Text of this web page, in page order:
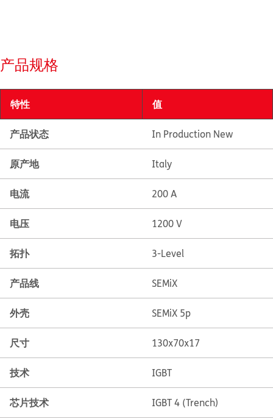
产品规格
特性 值
产品状态 In Production New
原产地 Italy
电流 200 A
电压 1200 V
拓扑 3-Level
产品线 SEMiX
外壳 SEMiX 5p
尺寸 130x70x17
技术 IGBT
芯片技术 IGBT 4 (Trench)